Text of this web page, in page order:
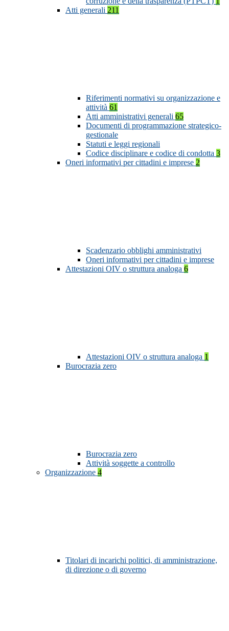
Atti generali 211
Riferimenti normativi su organizzazione e
attività 61
Atti amministrativi generali 65
Documenti di programmazione strategico-
gestionale
Statuti e leggi regionali
Codice disciplinare e codice di condotta 3
Oneri informativi per cittadini e imprese 2
Scadenzario obblighi amministrativi
Oneri informativi per cittadini e imprese
Attestazioni OIV o struttura analoga 6
Attestazioni OIV o struttura analoga 1
Burocrazia zero
Burocrazia zero
Attività soggette a controllo
Organizzazione 4
Titolari di incarichi politici, di amministrazione,
di direzione o di governo